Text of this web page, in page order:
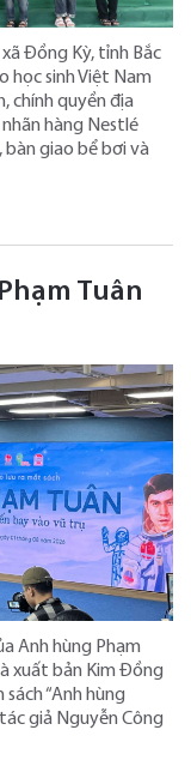
Đồng Kỳ, tỉnh Bắc
học sinh Việt Nam
chính quyền địa
hàng Nestlé
bàn giao bể bơi và
Tuân
Anh hùng Phạm
xuất bản Kim Đồng
“Anh hùng
giả Nguyễn Công